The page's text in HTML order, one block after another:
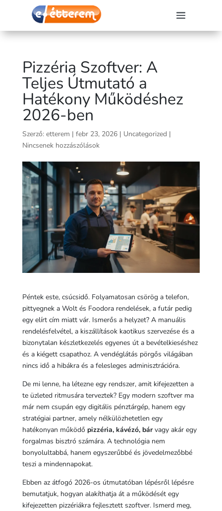
Pizzéria Szoftver: A
Teljes Útmutató a
Hatékony Működéshez
2026-ben
Szerző: etterem | febr 23, 2026| Uncategorized |
Nincsenek hozzászólások
Péntek este, csúcsidő. Folyamatosan csörög a telefon,
pittyegnek a Wolt és Foodora rendelések, a futár pedig
egy elírt cím miatt vár. Ismerős a helyzet? A manuális
rendelésfelvétel, a kiszállítások kaotikus szervezése és a
bizonytalan készletkezelés egyenes út a bevételkieséshez
és a kiégett csapathoz. A vendéglátás pörgős világában
nincs idő a hibákra és a felesleges adminisztrációra.
De mi lenne, ha létezne egy rendszer, amit kifejezetten a
te üzleted ritmusára terveztek? Egy modern szoftver ma
már nem csupán egy digitális pénztárgép, hanem egy
stratégiai partner, amely nélkülözhetetlen egy
hatékonyan működő pizzéria, kávézó, bárvagy akár egy
forgalmas bisztró számára. A technológia nem
bonyolultabbá, hanem egyszerűbbé és jövedelmezőbbé
teszi a mindennapokat.
Ebben az átfogó 2026-os útmutatóban lépésről lépésre
bemutatjuk, hogyan alakíthatja át a működését egy
kifejezetten pizzériákra fejlesztett szoftver. Ismerd meg,